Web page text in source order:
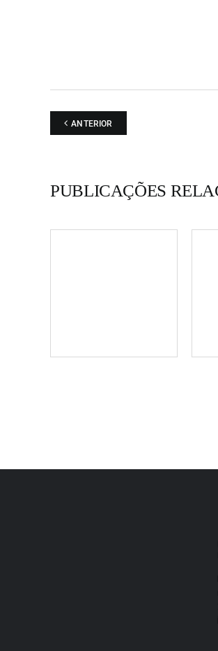
ANTERIOR
PUBLICAÇÕES